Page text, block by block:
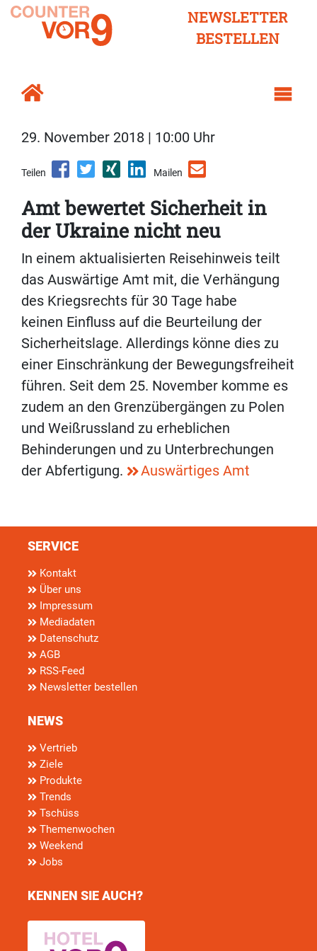
NEWSLETTER
BESTELLEN
29. November 2018 | 10:00 Uhr
Teilen Mailen
Amt bewertet Sicherheit in
der Ukraine nicht neu
In einem aktualisierten Reisehinweis teilt
das Auswärtige Amt mit, die Verhängung
des Kriegsrechts für 30 Tage habe
keinen Einfluss auf die Beurteilung der
Sicherheitslage. Allerdings könne dies zu
einer Einschränkung der Bewegungsfreiheit
führen. Seit dem 25. November komme es
zudem an den Grenzübergängen zu Polen
und Weißrussland zu erheblichen
Behinderungen und zu Unterbrechungen
der Abfertigung.
Auswärtiges Amt
SERVICE
Kontakt
Über uns
Impressum
Mediadaten
Datenschutz
AGB
RSS-Feed
Newsletter bestellen
NEWS
Vertrieb
Ziele
Produkte
Trends
Tschüss
Themenwochen
Weekend
Jobs
KENNEN SIE AUCH?